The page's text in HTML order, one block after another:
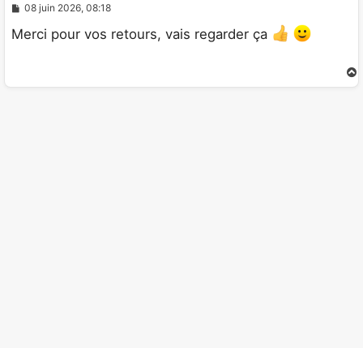
M
s
s
08 juin 2026, 08:18
Merci pour vos retours, vais regarder ça